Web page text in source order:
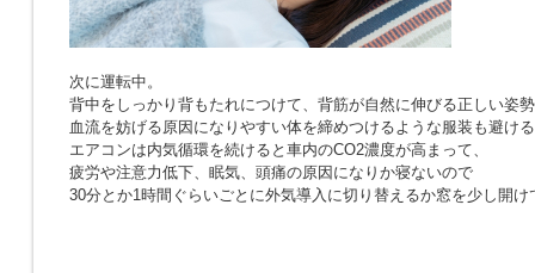
次に運転中。
背中をしっかり背もたれにつけて、背筋が自然に伸びる正しい姿
血流を妨げる原因になりやすい体を締めつけるような服装も避け
エアコンは内気循環を続けると車内のCO2濃度が高まって、
疲労や注意力低下、眠気、頭痛の原因になりか寝ないので
30分とか1時間ぐらいごとに外気導入に切り替えるか窓を少し開け